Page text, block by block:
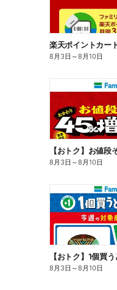
8月3日 ～8月10日
8月3日 ～8月10日
8月3日 ～8月10日